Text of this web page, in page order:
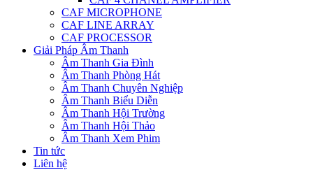
CAF MICROPHONE
CAF LINE ARRAY
CAF PROCESSOR
Giải Pháp Âm Thanh
Âm Thanh Gia Đình
Âm Thanh Phòng Hát
Âm Thanh Chuyên Nghiệp
Âm Thanh Biểu Diễn
Âm Thanh Hội Trường
Âm Thanh Hội Thảo
Âm Thanh Xem Phim
Tin tức
Liên hệ